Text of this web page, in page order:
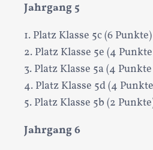
Jahrgang 5
1. Platz Klasse 5c (6 Punkte)
2. Platz Klasse 5e (4
3. Platz Klasse 5a (4
4. Platz Klasse 5d (4
5. Platz Klasse 5b (2
Jahrgang 6